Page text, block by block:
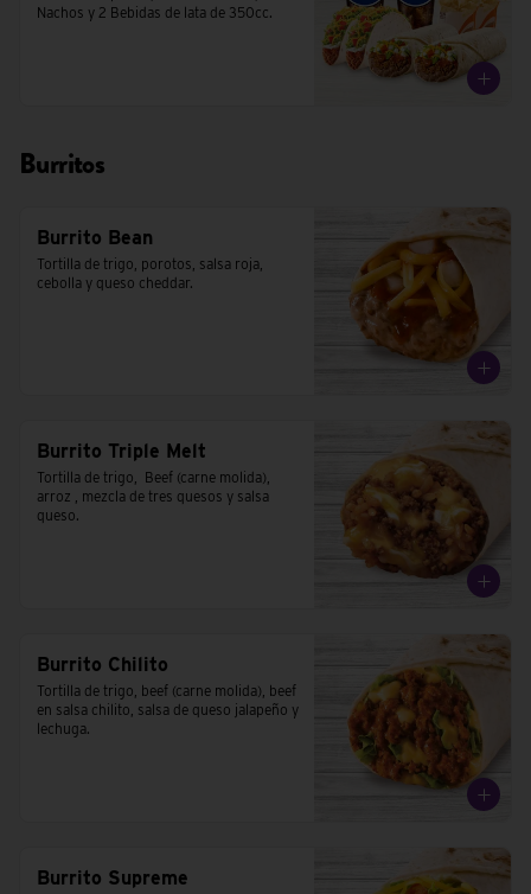
Nachos y 2 Bebidas de lata de 350cc.
Burritos
Burrito Bean
Tortilla de trigo, porotos, salsa roja,
cebolla y queso cheddar.
Burrito Triple Melt
Tortilla de trigo,  Beef (carne molida),
arroz , mezcla de tres quesos y salsa
queso.
Burrito Chilito
Tortilla de trigo, beef (carne molida), beef
en salsa chilito, salsa de queso jalapeño y
lechuga.
Burrito Supreme